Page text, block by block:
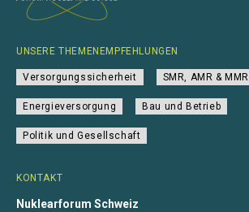
KONTAKT
Nuklearforum Schweiz
UNSERE THEMENEMPFEHLUNGEN
Versorgungssicherheit SMR, AMR & MMR
Energieversorgung Bau und Betrieb
Politik und Gesellschaft